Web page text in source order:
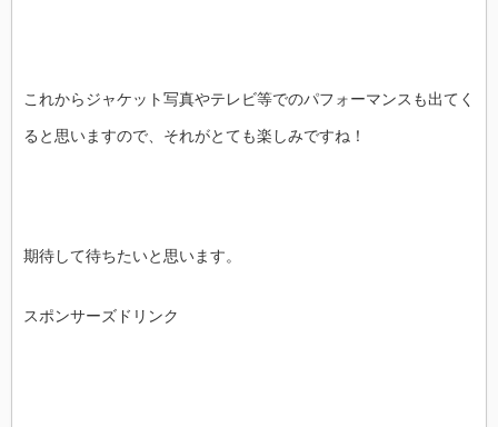
これからジャケット写真やテレビ等でのパフォーマンスも出てく
ると思いますので、それがとても楽しみですね！
期待して待ちたいと思います。
スポンサーズドリンク